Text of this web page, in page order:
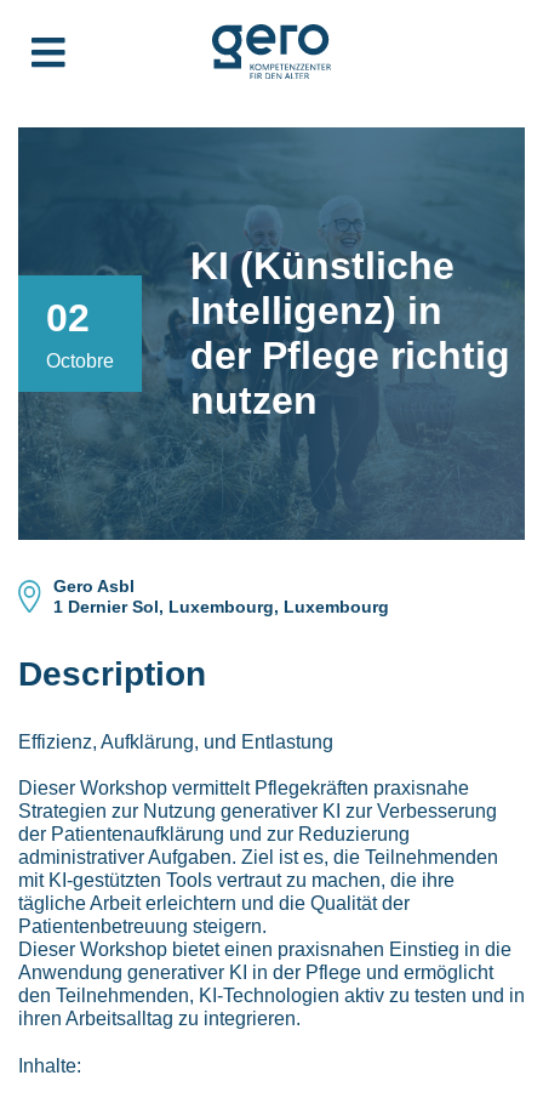
02
Octobre
KI (Künstliche
Intelligenz) in
der Pflege richtig
nutzen
Gero Asbl
1 Dernier Sol, Luxembourg, Luxembourg
Description
Effizienz, Aufklärung, und Entlastung
Dieser Workshop vermittelt Pflegekräften praxisnahe
Strategien zur Nutzung generativer KI zur Verbesserung
der Patientenaufklärung und zur Reduzierung
administrativer Aufgaben. Ziel ist es, die Teilnehmenden
mit KI-gestützten Tools vertraut zu machen, die ihre
tägliche Arbeit erleichtern und die Qualität der
Patientenbetreuung steigern.
Dieser Workshop bietet einen praxisnahen Einstieg in die
Anwendung generativer KI in der Pflege und ermöglicht
den Teilnehmenden, KI-Technologien aktiv zu testen und in
ihren Arbeitsalltag zu integrieren.
Inhalte: